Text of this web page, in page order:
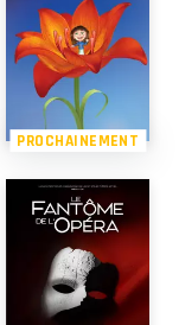
PROCHAINEMENT